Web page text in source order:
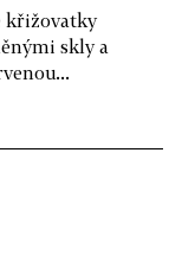
křižovatky
skly a